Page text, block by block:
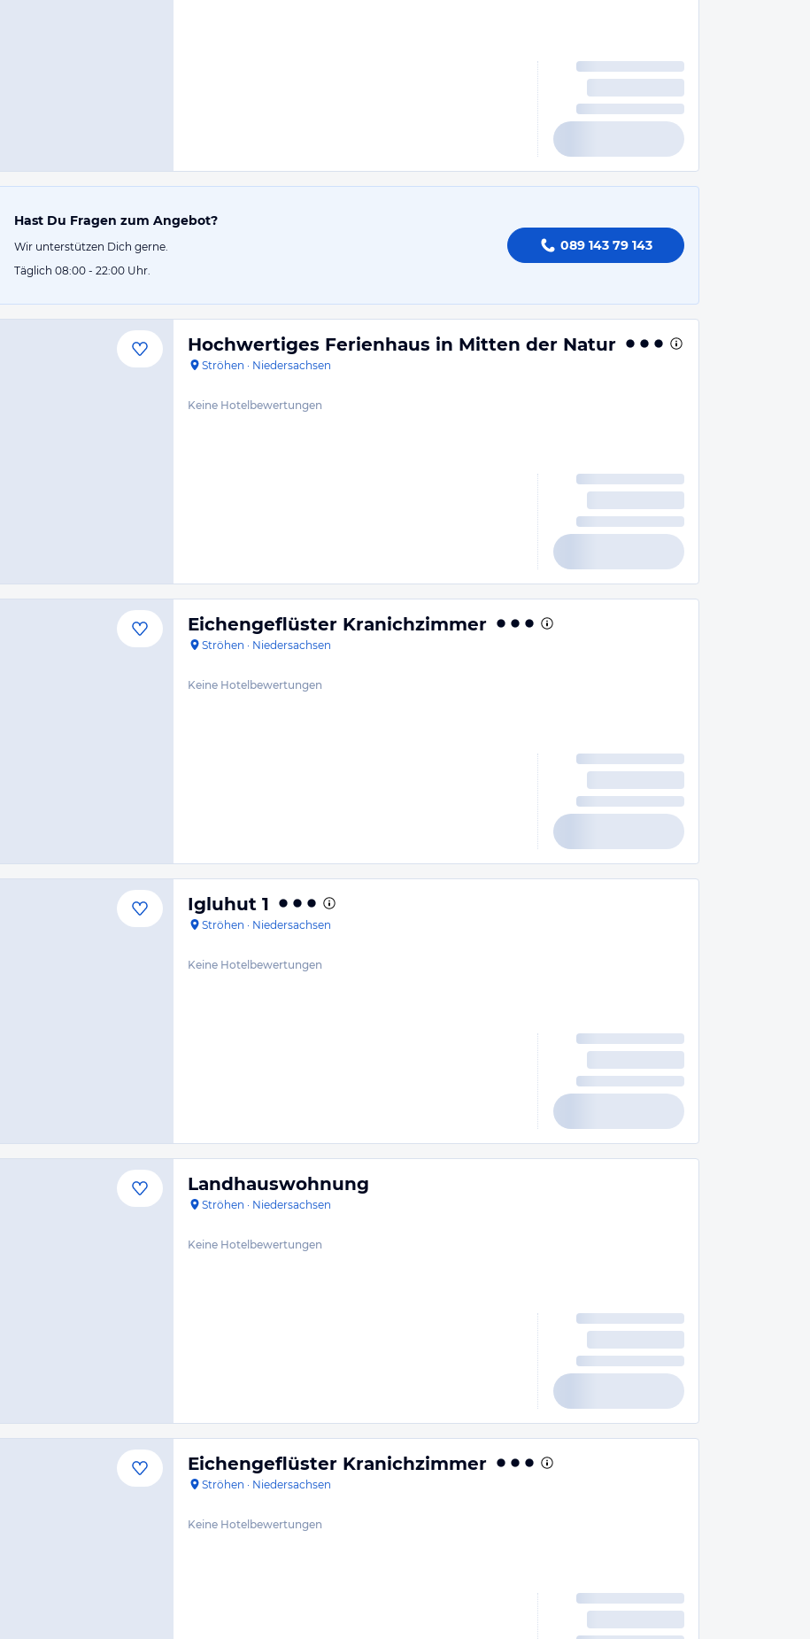
Hast Du Fragen zum Angebot?
Wir unterstützen Dich gerne.
Täglich 08:00 - 22:00 Uhr.
089 143 79 143
Hochwertiges Ferienhaus in Mitten der Natur
Ströhen · Niedersachsen
Keine Hotelbewertungen
Eichengeflüster Kranichzimmer
Ströhen · Niedersachsen
Keine Hotelbewertungen
Igluhut 1
Ströhen · Niedersachsen
Keine Hotelbewertungen
Landhauswohnung
Ströhen · Niedersachsen
Keine Hotelbewertungen
Eichengeflüster Kranichzimmer
Ströhen · Niedersachsen
Keine Hotelbewertungen